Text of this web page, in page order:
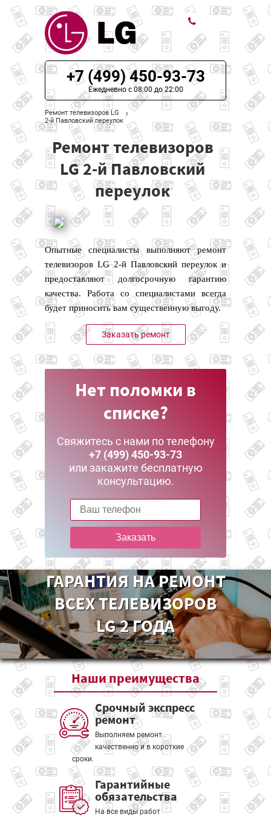
ЦЕНЫ НА РЕМОНТ
О СЕРВИСЕ
МОДЕЛИ LG
НАШИ КОНТАКТЫ
+7 (499) 450-93-73
Ежедневно с 08:00 до 22:00
Ремонт телевизоров LG
2-й Павловский переулок
Ремонт телевизоров
LG 2-й Павловский
переулок
Опытные специалисты выполняют ремонт
телевизоров LG 2-й Павловский переулок и
предоставляют долгосрочную гарантию
качества. Работа со специалистами всегда
будет приносить вам существенную выгоду.
Заказать ремонт
Нет поломки в
списке?
Свяжитесь с нами по телефону
+7 (499) 450-93-73
или закажите бесплатную
консультацию.
Заказать
ГАРАНТИЯ НА РЕМОНТ
ВСЕХ ТЕЛЕВИЗОРОВ
LG 2 ГОДА
Нашипреимущества
Срочный экспресс
ремонт
Выполняем ремонт
качественно и в короткие
сроки.
Гарантийные
обязательства
На все виды работ